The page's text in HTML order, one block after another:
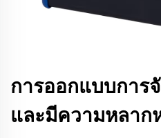
การออกแบบการ
และมีความหลาก